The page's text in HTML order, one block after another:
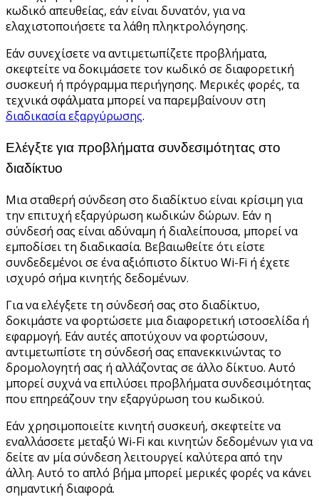
κωδικό απευθείας, εάν είναι δυνατόν, για να
ελαχιστοποιήσετε τα λάθη πληκτρολόγησης.
Εάν συνεχίσετε να αντιμετωπίζετε προβλήματα,
σκεφτείτε να δοκιμάσετε τον κωδικό σε διαφορετική
συσκευή ή πρόγραμμα περιήγησης. Μερικές φορές, τα
τεχνικά σφάλματα μπορεί να παρεμβαίνουν στη
διαδικασία εξαργύρωσης.
Ελέγξτε για προβλήματα συνδεσιμότητας στο
διαδίκτυο
Μια σταθερή σύνδεση στο διαδίκτυο είναι κρίσιμη για
την επιτυχή εξαργύρωση κωδικών δώρων. Εάν η
σύνδεσή σας είναι αδύναμη ή διαλείπουσα, μπορεί να
εμποδίσει τη διαδικασία. Βεβαιωθείτε ότι είστε
συνδεδεμένοι σε ένα αξιόπιστο δίκτυο Wi-Fi ή έχετε
ισχυρό σήμα κινητής δεδομένων.
Για να ελέγξετε τη σύνδεσή σας στο διαδίκτυο,
δοκιμάστε να φορτώσετε μια διαφορετική ιστοσελίδα ή
εφαρμογή. Εάν αυτές αποτύχουν να φορτώσουν,
αντιμετωπίστε τη σύνδεσή σας επανεκκινώντας το
δρομολογητή σας ή αλλάζοντας σε άλλο δίκτυο. Αυτό
μπορεί συχνά να επιλύσει προβλήματα συνδεσιμότητας
που επηρεάζουν την εξαργύρωση του κωδικού.
Εάν χρησιμοποιείτε κινητή συσκευή, σκεφτείτε να
εναλλάσσετε μεταξύ Wi-Fi και κινητών δεδομένων για να
δείτε αν μία σύνδεση λειτουργεί καλύτερα από την
άλλη. Αυτό το απλό βήμα μπορεί μερικές φορές να κάνει
σημαντική διαφορά.